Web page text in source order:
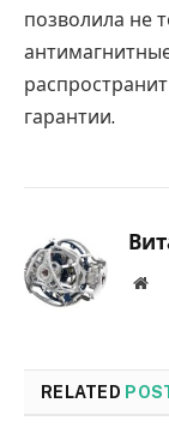
позволила не
гарантии.
RELATED